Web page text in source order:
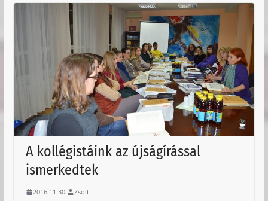
A kollégistáink az újságírással
ismerkedtek
2016.11.30.
Zsolt